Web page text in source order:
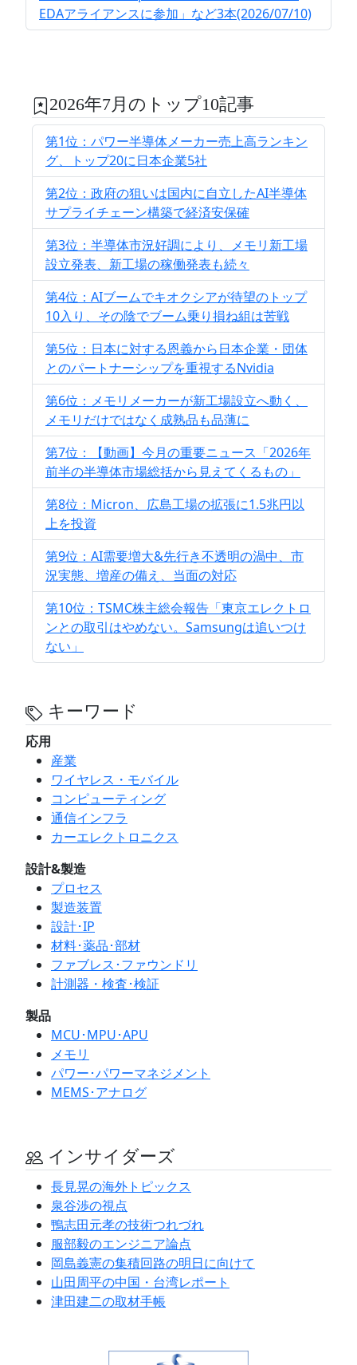
EDAアライアンスに参加」など3本(2026/07/10)
2026年7月のトップ10記事
第1位：パワー半導体メーカー売上高ランキン
グ、トップ20に日本企業5社
第2位：政府の狙いは国内に自立したAI半導体
サプライチェーン構築で経済安保確
第3位：半導体市況好調により、メモリ新工場
設立発表、新工場の稼働発表も続々
第4位：AIブームでキオクシアが待望のトップ
10入り、その陰でブーム乗り損ね組は苦戦
第5位：日本に対する恩義から日本企業・団体
とのパートナーシップを重視するNvidia
第6位：メモリメーカーが新工場設立へ動く、
メモリだけではなく成熟品も品薄に
第7位：【動画】今月の重要ニュース「2026年
前半の半導体市場総括から見えてくるもの」
第8位：Micron、広島工場の拡張に1.5兆円以
上を投資
第9位：AI需要増大&先行き不透明の渦中、市
況実態、増産の備え、当面の対応
第10位：TSMC株主総会報告「東京エレクトロ
ンとの取引はやめない。Samsungは追いつけ
ない」
キーワード
応用
産業
ワイヤレス・モバイル
コンピューティング
通信インフラ
カーエレクトロニクス
設計&製造
プロセス
製造装置
設計･IP
材料･薬品･部材
ファブレス･ファウンドリ
計測器・検査･検証
製品
MCU･MPU･APU
メモリ
パワー･パワーマネジメント
MEMS･アナログ
インサイダーズ
長見晃の海外トピックス
泉谷渉の視点
鴨志田元孝の技術つれづれ
服部毅のエンジニア論点
岡島義憲の集積回路の明日に向けて
山田周平の中国・台湾レポート
津田建二の取材手帳